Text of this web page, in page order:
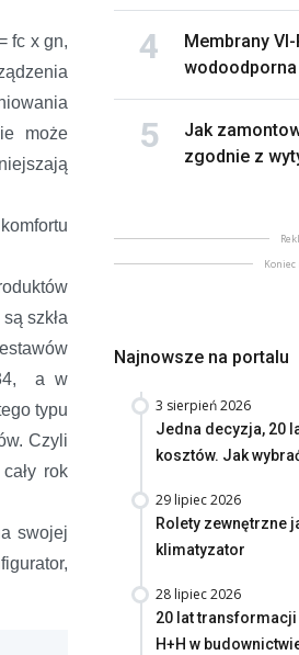
fc x gn,
może
szkła
a w
typu
Czyli
rok
swojej
Membrany
Jak
zgodnie z
Najnowsze na portalu
3 sierpień 2026
Jedna decyzja, 20
kosztów. Jak
29 lipiec 2026
Rolety zewnętrzne
klimatyzator
28 lipiec 2026
20 lat
H+H w